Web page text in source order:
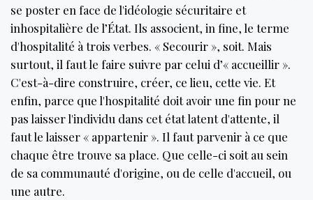
se poster en face de l'idéologie sécuritaire et
inhospitalière de l’État. Ils associent, in fine, le terme
d'hospitalité à trois verbes. « Secourir », soit. Mais
surtout, il faut le faire suivre par celui d’« accueillir ».
C'est-à-dire construire, créer, ce lieu, cette vie. Et
enfin, parce que l'hospitalité doit avoir une fin pour ne
pas laisser l'individu dans cet état latent d'attente, il
faut le laisser « appartenir ». Il faut parvenir à ce que
chaque être trouve sa place. Que celle-ci soit au sein
de sa communauté d'origine, ou de celle d'accueil, ou
une autre.